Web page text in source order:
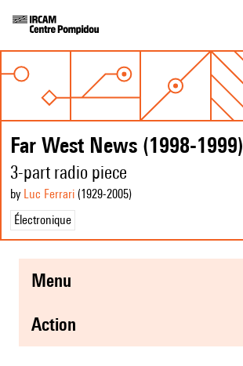
Far West News (1998-1999)
3-part radio piece
by Luc Ferrari (1929-2005)
Électronique
menu
action